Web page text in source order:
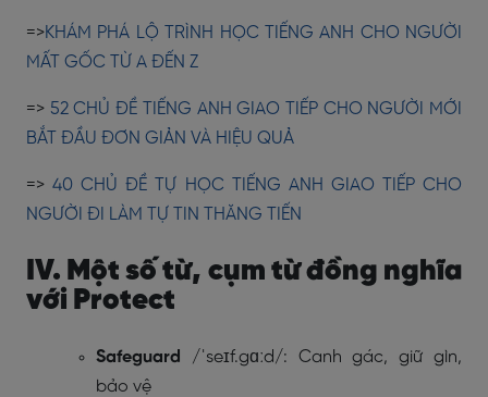
=>KHÁM PHÁ LỘ TRÌNH HỌC TIẾNG ANH CHO NGƯỜI
MẤT GỐC TỪ A ĐẾN Z
=> 52 CHỦ ĐỀ TIẾNG ANH GIAO TIẾP CHO NGƯỜI MỚI
BẮT ĐẦU ĐƠN GIẢN VÀ HIỆU QUẢ
=>40 CHỦ ĐỀ TỰ HỌC TIẾNG ANH GIAO TIẾP CHO
NGƯỜI ĐI LÀM TỰ TIN THĂNG TIẾN
IV. Một số từ, cụm từ đồng nghĩa
với Protect
Safeguard /ˈseɪf.gɑːd/: Canh gác, giữ gìn,
bảo vệ